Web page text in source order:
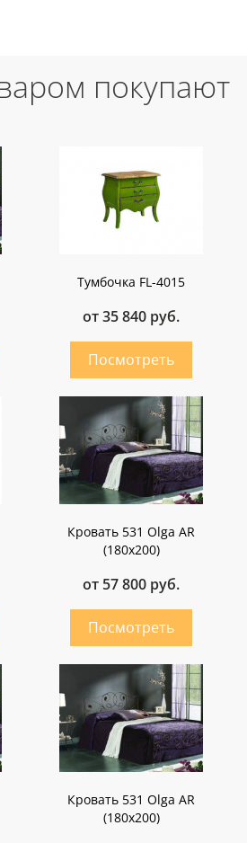
покупают
Тумбочка FL-4015
от 35 840 руб.
Кровать 531 Olga AR
(180х200)
от 57 800 руб.
Кровать 531 Olga AR
(180х200)